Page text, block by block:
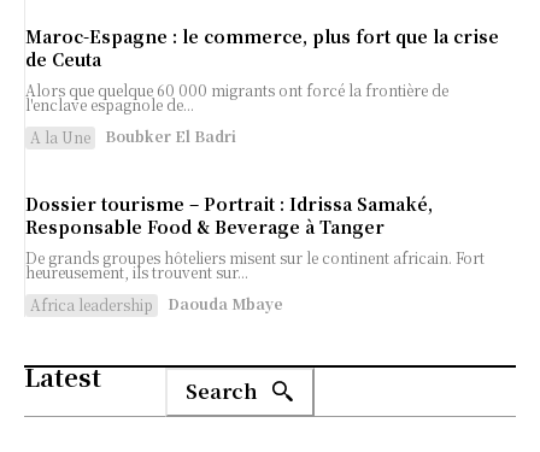
Maroc-Espagne : le commerce, plus fort que la crise
de Ceuta
Alors que quelque 60 000 migrants ont forcé la frontière de
l'enclave espagnole de...
A la Une
Boubker El Badri
Dossier tourisme – Portrait : Idrissa Samaké,
Responsable Food & Beverage à Tanger
De grands groupes hôteliers misent sur le continent africain. Fort
heureusement, ils trouvent sur...
Africa leadership
Daouda Mbaye
Latest Search